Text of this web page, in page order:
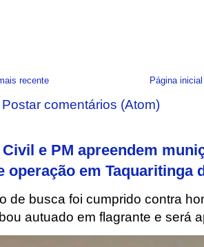
recente Página inicial
Postar comentários (Atom)
e PM apreendem
operação em Taquaritinga
de busca foi cumprido contra
autuado em flagrante e será